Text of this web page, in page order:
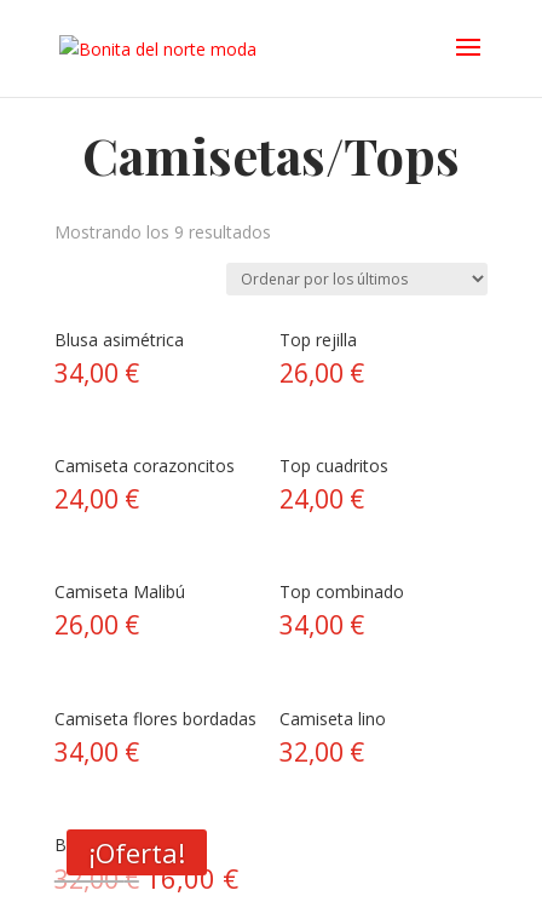
Camisetas/Tops
Mostrando los 9 resultadosOrdenado
los
Blusa asimétrica
34,00 €
Top rejilla
26,00 €
Camiseta corazoncitos
24,00 €
Top cuadritos
24,00 €
Camiseta Malibú
26,00 €
Top combinado
34,00 €
Camiseta flores bordadas
34,00 €
Camiseta lino
32,00 €
¡Oferta!
Blusa combinada
32,00€El
16,00 €El